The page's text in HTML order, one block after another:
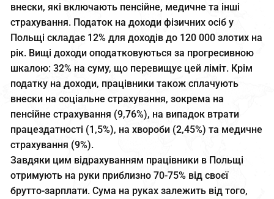
внески, які включають пенсійне, медичне та інші
страхування. Податок на доходи фізичних осіб у
Польщі складає 12% для доходів до 120 000 злотих на
рік. Вищі доходи оподатковуються за прогресивною
шкалою: 32% на суму, що перевищує цей ліміт. Крім
податку на доходи, працівники також сплачують
внески на соціальне страхування, зокрема на
пенсійне страхування (9,76%), на випадок втрати
працездатності (1,5%), на хвороби (2,45%) та медичне
страхування (9%).
Завдяки цим відрахуванням працівники в Польщі
отримують на руки приблизно 70-75% від своєї
брутто-зарплати. Сума на руках залежить від того,